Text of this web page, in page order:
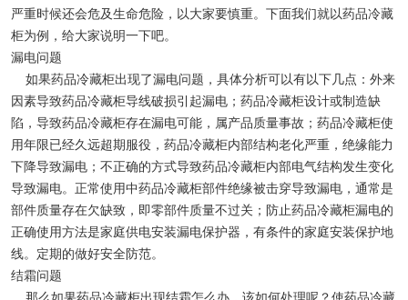
严重时候还会危及生命危险，以大家要慎重。下面我们就以药品冷藏
柜为例，给大家说明一下吧。
漏电问题
如果药品冷藏柜出现了漏电问题，具体分析可以有以下几点：外来
因素导致药品冷藏柜导线破损引起漏电；药品冷藏柜设计或制造缺
陷，导致药品冷藏柜存在漏电可能，属产品质量事故；药品冷藏柜使
用年限已经久远超期服役，药品冷藏柜内部结构老化严重，绝缘能力
下降导致漏电；不正确的方式导致药品冷藏柜内部电气结构发生变化
导致漏电。正常使用中药品冷藏柜部件绝缘被击穿导致漏电，通常是
部件质量存在欠缺致，即零部件质量不过关；防止药品冷藏柜漏电的
正确使用方法是家庭供电安装漏电保护器，有条件的家庭安装保护地
线。定期的做好安全防范。
结霜问题